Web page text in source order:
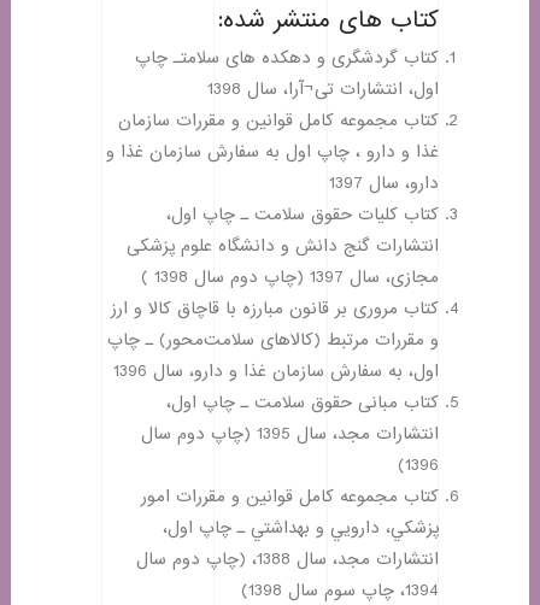
کتاب های منتشر شده:
كتاب گردشگری و دهکده های سلامتـ چاپ
اول، انتشارات تی¬آرا، سال 1398
كتاب مجموعه كامل قوانين و مقررات سازمان
غذا و دارو ، چاپ اول به سفارش سازمان غذا و
دارو، سال 1397
كتاب کلیات حقوق سلامت ـ چاپ اول،
انتشارات گنج دانش و دانشگاه علوم پزشکی
مجازی، سال 1397 (چاپ دوم سال 1398 )
كتاب مروری بر قانون مبارزه با قاچاق کالا و ارز
و مقررات مرتبط (کالاهای سلامت‌محور) ـ چاپ
اول، به سفارش سازمان غذا و دارو، سال 1396
كتاب مبانی حقوق سلامت ـ چاپ اول،
انتشارات مجد، سال 1395 (چاپ دوم سال
1396)
كتاب مجموعه كامل قوانين و مقررات امور
پزشكي، دارويي و بهداشتي ـ چاپ اول،
انتشارات مجد، سال 1388، (چاپ دوم سال
1394، چاپ سوم سال 1398)